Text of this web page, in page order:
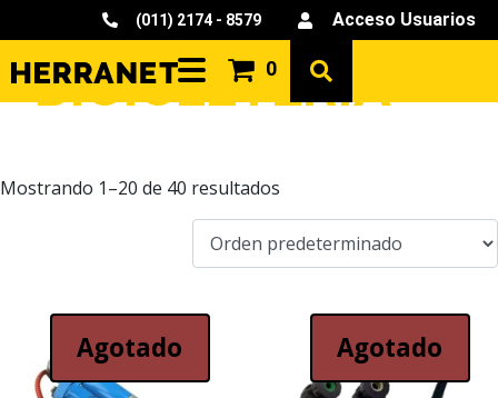
(011) 2174 - 8579 Acceso Usuarios
0
BICICLETERÍA
Mostrando 1–20 de 40 resultados
Agotado Agotado